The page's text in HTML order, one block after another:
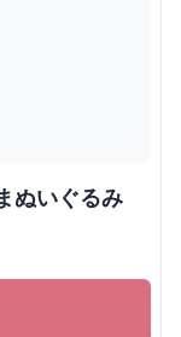
ぬいぐるみ